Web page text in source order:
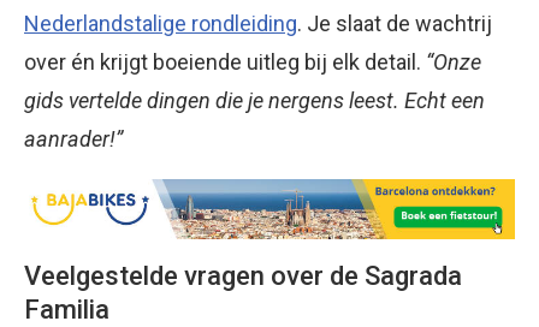
Nederlandstalige rondleiding. Je slaat de wachtrij
over én krijgt boeiende uitleg bij elk detail. “Onze
gids vertelde dingen die je nergens leest. Echt een
aanrader!”
Veelgestelde vragen over de Sagrada
Familia